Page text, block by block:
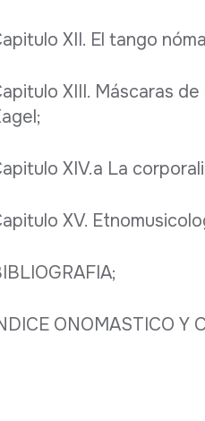
XII. El tango
XIII. Máscaras
XIV.a La
XV.
ONOMASTICO Y